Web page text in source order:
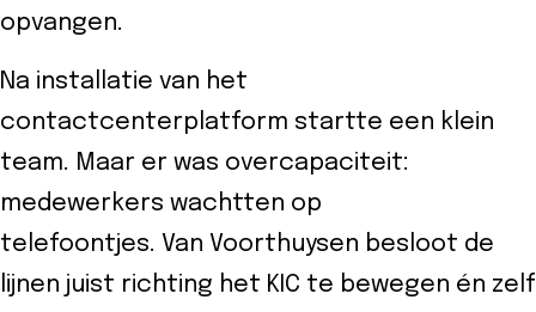
opvangen.
Na installatie van het
contactcenterplatform startte een klein
team. Maar er was overcapaciteit:
medewerkers wachtten op
telefoontjes. Van Voorthuysen besloot de
lijnen juist richting het KIC te bewegen én zelf